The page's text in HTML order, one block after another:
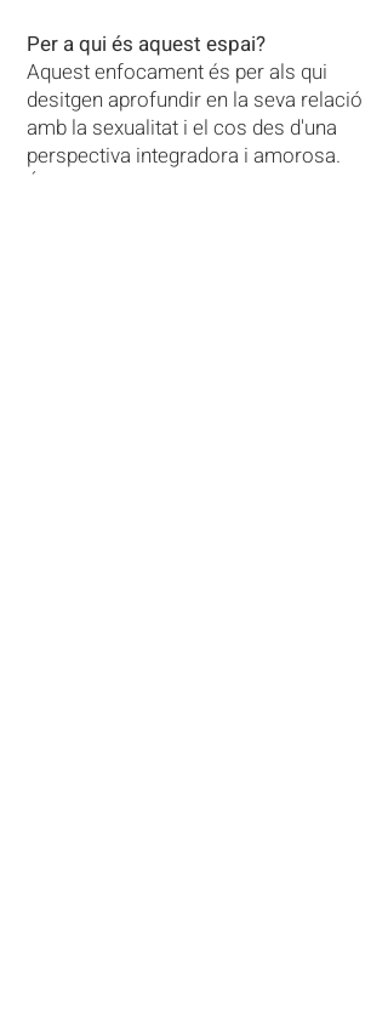
Per a qui és aquest espai?
Aquest enfocament és per als qui
desitgen aprofundir en la seva relació
amb la sexualitat i el cos des d'una
perspectiva integradora i amorosa.
És especialment útil si: